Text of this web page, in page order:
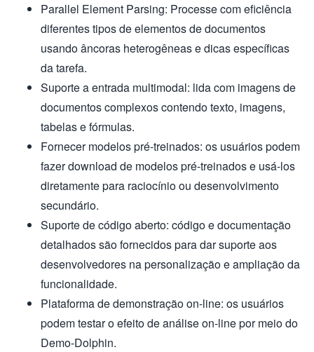
Parallel Element Parsing: Processe com eficiência
diferentes tipos de elementos de documentos
usando âncoras heterogêneas e dicas específicas
da tarefa.
Suporte a entrada multimodal: lida com imagens de
documentos complexos contendo texto, imagens,
tabelas e fórmulas.
Fornecer modelos pré-treinados: os usuários podem
fazer download de modelos pré-treinados e usá-los
diretamente para raciocínio ou desenvolvimento
secundário.
Suporte de código aberto: código e documentação
detalhados são fornecidos para dar suporte aos
desenvolvedores na personalização e ampliação da
funcionalidade.
Plataforma de demonstração on-line: os usuários
podem testar o efeito de análise on-line por meio do
Demo-Dolphin.